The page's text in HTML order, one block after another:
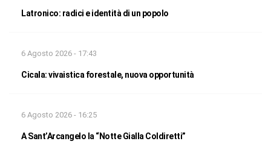
Latronico: radici e identità di un popolo
6 Agosto 2026 - 17:43
Cicala: vivaistica forestale, nuova opportunità
6 Agosto 2026 - 16:25
A Sant’Arcangelo la “Notte Gialla Coldiretti”